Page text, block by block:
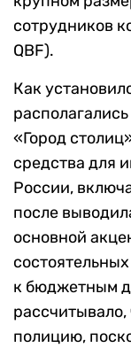
сотрудников
QBF).
Как
«Город
средства для
России,
после
основной
к бюджетным
полицию,